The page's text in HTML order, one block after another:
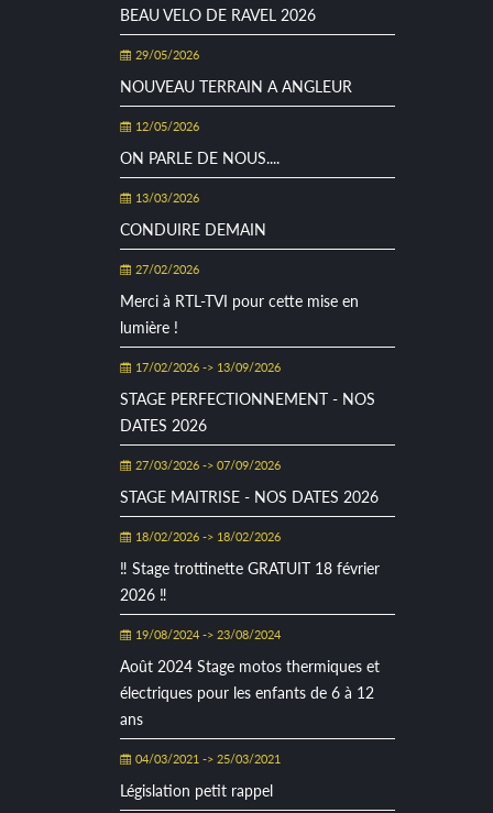
BEAU VELO DE RAVEL 2026
29/05/2026
NOUVEAU TERRAIN A ANGLEUR
12/05/2026
ON PARLE DE NOUS....
13/03/2026
CONDUIRE DEMAIN
27/02/2026
Merci à RTL-TVI pour cette mise en
lumière !
17/02/2026 -> 13/09/2026
STAGE PERFECTIONNEMENT - NOS
DATES 2026
27/03/2026 -> 07/09/2026
STAGE MAITRISE - NOS DATES 2026
18/02/2026 -> 18/02/2026
‼ Stage trottinette GRATUIT 18 février
2026 ‼
19/08/2024 -> 23/08/2024
Août 2024 Stage motos thermiques et
électriques pour les enfants de 6 à 12
ans
04/03/2021 -> 25/03/2021
Législation petit rappel